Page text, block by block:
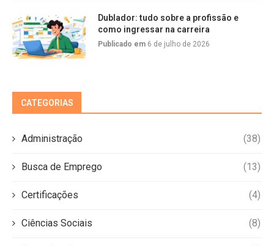
Dublador: tudo sobre a profissão e
como ingressar na carreira
Publicado em 6 de julho de 2026
CATEGORIAS
Administração (38)
Busca de Emprego (13)
Certificações (4)
Ciências Sociais (8)